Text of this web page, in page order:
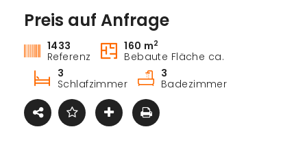
Preis auf Anfrage
1433
Referenz
160 m2
Bebaute Fläche ca.
3
Schlafzimmer
3
Badezimmer